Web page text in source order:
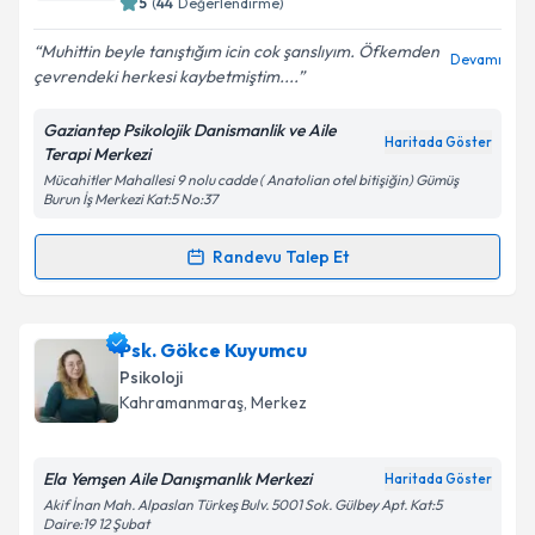
Kişisel verilerimin işlenmesine ilişkin
kapsamda işlenmesini kabul ediyorum.
Muhittin beyle tanıştığım icin cok şanslıyım. Öfkemden
çevrendeki herkesi kaybetmiştim....
Devamı
Gaziantep Psikolojik Danismanlik ve Aile
Terapi Merkezi
Haritada Göster
Mücahitler Mahallesi 9 nolu cadde ( Anatolian otel bitişiğin) Gümüş
Burun İş Merkezi Kat:5 No:37
Randevu Talep Et
Randevu Takvimi Talebi
Uzm. Psk. Muhittin Dariçin randevu takvimi talebi
oluşturun. Size bu uzmandan randevu almanız için bir
takvim hazırlandığında e-posta ile bilgilendireceğiz.
Psk. Gökce Kuyumcu
Psikoloji
Kahramanmaraş, Merkez
Ela Yemşen Aile Danışmanlık Merkezi Haritada Göster
Akif İnan Mah. Alpaslan Türkeş Bulv. 5001 Sok. Gülbey Apt. Kat:5
Daire:19 12 Şubat